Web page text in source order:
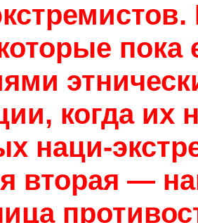
когда их
наци-
вторая —